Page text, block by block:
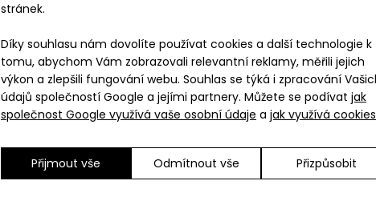
stránek.
Díky souhlasu nám dovolíte používat cookies a další technologie k
tomu, abychom Vám zobrazovali relevantní reklamy, měřili jejich
výkon a zlepšili fungování webu. Souhlas se týká i zpracování
údajů společností Google a jejími partnery. Můžete se podívat jak
společnost Google využívá vaše osobní údaje a jak využívá cookies
Přijmout vše Odmítnout vše Přizpůsobit
2 999 Kč ..